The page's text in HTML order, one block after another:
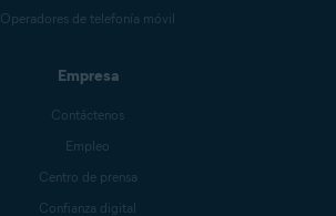
Operadores de telefonía móvil
Empresa
Contáctenos
Empleo
Centro de prensa
Confianza digital